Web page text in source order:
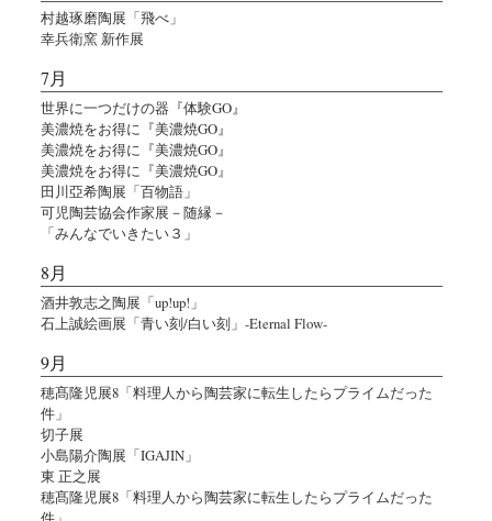
村越琢磨陶展「飛べ」
幸兵衛窯 新作展
7月
世界に一つだけの器『体験GO』
美濃焼をお得に『美濃焼GO』
美濃焼をお得に『美濃焼GO』
美濃焼をお得に『美濃焼GO』
田川亞希陶展「百物語」
可児陶芸協会作家展－随縁－
「みんなでいきたい３」
8月
酒井敦志之陶展「up!up!」
石上誠絵画展「青い刻/白い刻」-Eternal Flow-
9月
穂髙隆児展8「料理人から陶芸家に転生したらプライムだった
件」
切子展
小島陽介陶展「IGAJIN」
東 正之展
穂髙隆児展8「料理人から陶芸家に転生したらプライムだった